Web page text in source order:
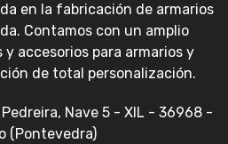
en la fabricación de armarios
Contamos con un amplio
accesorios para armarios y
de total personalización.
Nave 5 - XIL - 36968 -
(Pontevedra)